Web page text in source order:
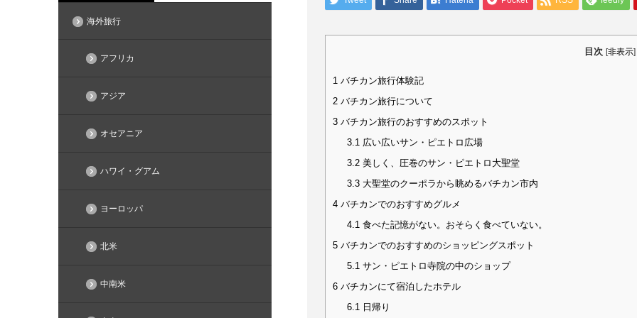
目次 [非表示]
1 バチカン旅行体験記
2 バチカン旅行について
3 バチカン旅行のおすすめのスポット
3.1広い広いサン・ピエトロ広場
3.2美しく、圧巻のサン・ピエトロ大聖堂
3.3大聖堂のクーポラから眺めるバチカン市内
4 バチカンでのおすすめグルメ
4.1食べた記憶がない。おそらく食べていない。
5 バチカンでのおすすめのショッピングスポット
5.1サン・ピエトロ寺院の中のショップ
6 バチカンにて宿泊したホテル
6.1日帰り
海外旅行
アフリカ
アジア
オセアニア
ハワイ・グアム
ヨーロッパ
北米
中南米